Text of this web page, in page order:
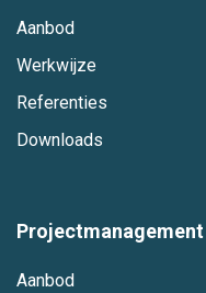
Aanbod
Werkwijze
Referenties
Downloads
Projectmanagement
Aanbod